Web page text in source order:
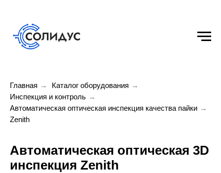
Главная → Каталог оборудования →
Инспекция и контроль →
Автоматическая оптическая инспекция качества пайки →
Zenith
Автоматическая оптическая 3D
инспекция Zenith